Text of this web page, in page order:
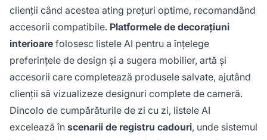
clienții când acestea ating prețuri optime, recomandând
accesorii compatibile. Platformele de decorațiuni
interioare folosesc listele AI pentru a înțelege
preferințele de design și a sugera mobilier, artă și
accesorii care completează produsele salvate, ajutând
clienții să vizualizeze designuri complete de cameră.
Dincolo de cumpărăturile de zi cu zi, listele AI
excelează în scenarii de registru cadouri, unde sistemul